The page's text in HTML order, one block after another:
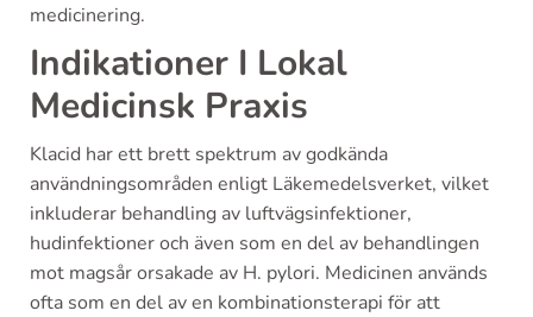
medicinering.
Indikationer I Lokal
Medicinsk Praxis
Klacid har ett brett spektrum av godkända
användningsområden enligt Läkemedelsverket, vilket
inkluderar behandling av luftvägsinfektioner,
hudinfektioner och även som en del av behandlingen
mot magsår orsakade av H. pylori. Medicinen används
ofta som en del av en kombinationsterapi för att